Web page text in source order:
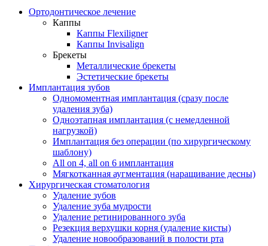
Ортодонтическое лечение
Каппы
Каппы Flexiligner
Каппы Invisalign
Брекеты
Металлические брекеты
Эстетические брекеты
Имплантация зубов
Одномоментная имплантация (сразу после
удаления зуба)
Одноэтапная имплантация (с немедленной
нагрузкой)
Имплантация без операции (по хирургическому
шаблону)
All on 4, all on 6 имплантация
Мягкотканная аугментация (наращивание десны)
Хирургическая стоматология
Удаление зубов
Удаление зуба мудрости
Удаление ретинированного зуба
Резекция верхушки корня (удаление кисты)
Удаление новообразований в полости рта